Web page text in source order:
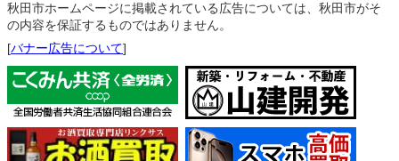
秋田市ホームページに掲載されている広告については、秋田市がそ
の内容を保証するものではありません。
[バナー広告について]